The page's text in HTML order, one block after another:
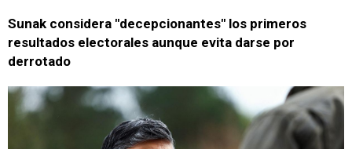
Sunak considera "decepcionantes" los primeros
resultados electorales aunque evita darse por
derrotado